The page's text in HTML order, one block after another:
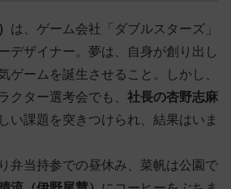
は、ゲーム会社「ダブルスターズ」
デザイナー。夢は、自身が創り出し
ゲームを誕生させること。しかし、
クター選考会でも、 社長の杏野志麻
い課題を突きつけられ、結果はいま
弁当持参での昼休み、菜帆は公園で